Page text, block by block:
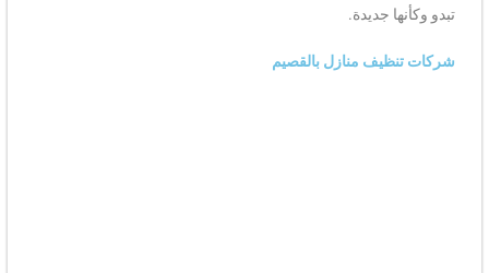
تبدو وكأنها جديدة.
شركات تنظيف منازل بالقصيم